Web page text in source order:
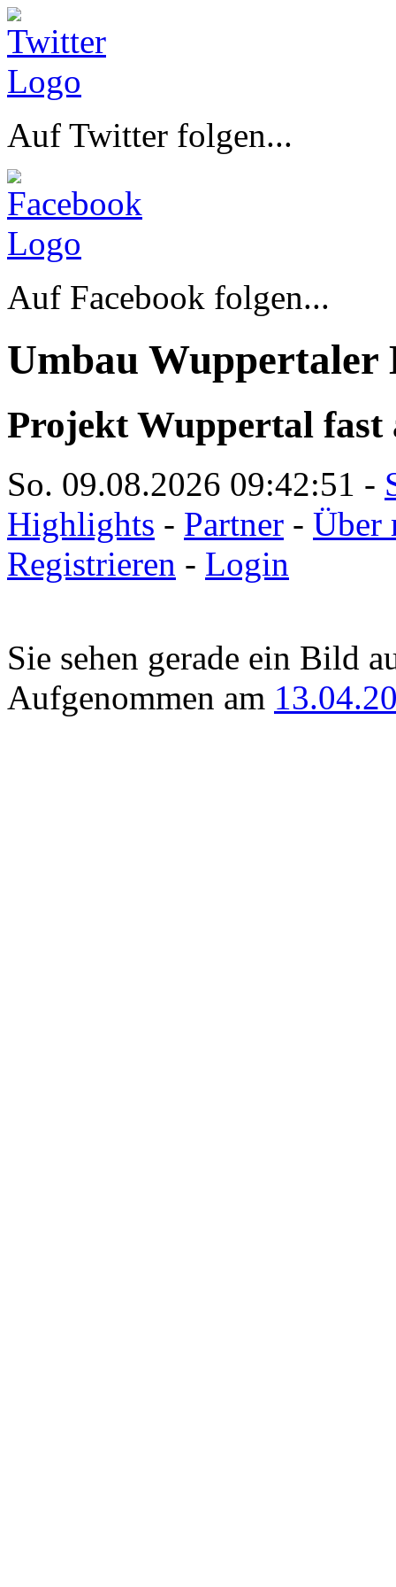
Auf Twitter folgen...
Auf Facebook folgen...
Umbau Wuppertaler
Projekt Wuppertal fast
So. 09.08.2026 09:42:51 -
Highlights - Partner - Über
Registrieren - Login
Sie sehen gerade ein Bild
Aufgenommen am